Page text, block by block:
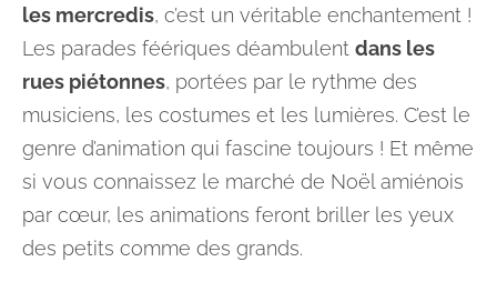
les mercredis, c’est un véritable enchantement !
Les parades féériques déambulent dans les
rues piétonnes, portées par le rythme des
musiciens, les costumes et les lumières. C’est le
genre d’animation qui fascine toujours ! Et même
si vous connaissez le marché de Noël amiénois
par cœur, les animations feront briller les yeux
des petits comme des grands.